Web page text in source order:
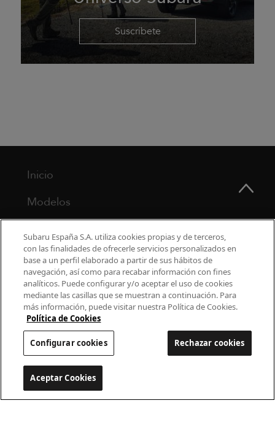
Suscríbete
Inicio
Modelos
Finance
Propietarios
Contacto
Universo Subaru
900 440 044
cac.subaru@subaru.es
Aviso Legal
Subaru España S.A. utiliza cookies propias y de terceros,
con las finalidades de ofrecerle servicios personalizados en
base a un perfil elaborado a partir de sus hábitos de
navegación, así como para recabar información con fines
analíticos. Puede configurar y/o aceptar el uso de cookies
mediante las casillas que se muestran a continuación. Para
más información, puede visitar nuestra Política de Cookies.
Política de Cookies
Configurar cookies Rechazar cookies
Aceptar Cookies